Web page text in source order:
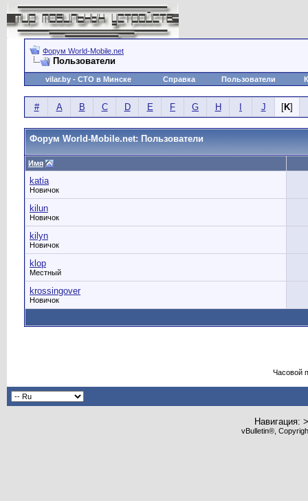
Форум World-Mobile.net
Пользователи
vilar.by - СТО в Минске Справка Пользователи
# A B C D E F G H J [K]
Форум World-Mobile.net: Пользователи
Имя
katia
Новичок
kilun
Новичок
kilyn
Новичок
klop
Местный
krossingover
Новичок
Часовой
Навигация:
vBulletin®,